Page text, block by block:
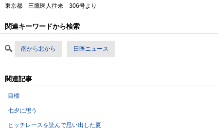
東京都 三鷹医人往来 306号より
関連キーワードから検索
南から北から 日医ニュース
関連記事
目標
七夕に想う
ヒッチレースを読んで思い出した夏